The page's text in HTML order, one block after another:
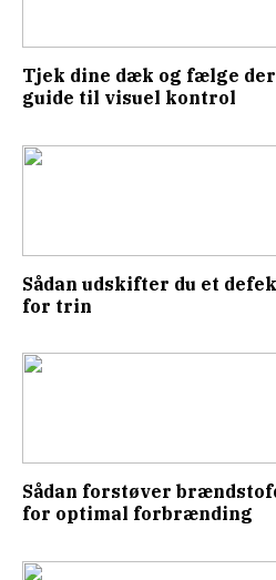
Tjek dine dæk og fælge
guide til visuel kontrol
Sådan udskifter du et
for trin
Sådan forstøver
for optimal forbrænding